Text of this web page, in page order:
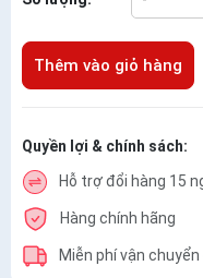
Thêm vào giỏ hàng
Quyền lợi & chính sách:
Hỗ trợ đổi hàng 15
Hàng chính hãng
Miễn phí vận